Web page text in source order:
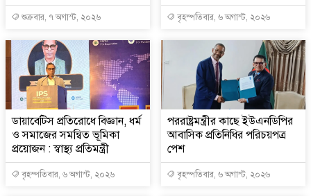
শুক্রবার, ৭ অগাস্ট, ২০২৬ বৃহস্পতিবার, ৬ অগাস্ট, ২০২৬
ডায়াবেটিস প্রতিরোধে বিজ্ঞান, ধর্ম
ও সমাজের সমন্বিত ভূমিকা
প্রয়োজন : স্বাস্থ্য প্রতিমন্ত্রী
বৃহস্পতিবার, ৬ অগাস্ট, ২০২৬
পররাষ্ট্রমন্ত্রীর কা‌ছে ইউএনডিপির
আবাসিক প্রতিনিধির পরিচয়পত্র
পেশ
বৃহস্পতিবার, ৬ অগাস্ট, ২০২৬